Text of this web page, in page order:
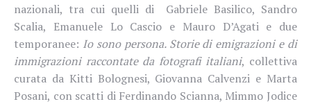
nazionali, tra cui quelli di Gabriele Basilico, Sandro
Scalia, Emanuele Lo Cascio e Mauro D’Agati e due
temporanee: Io sono persona. Storie di emigrazioni e di
immigrazioni raccontate da fotografi italiani, collettiva
curata da Kitti Bolognesi, Giovanna Calvenzi e Marta
Posani, con scatti di Ferdinando Scianna, Mimmo Jodice